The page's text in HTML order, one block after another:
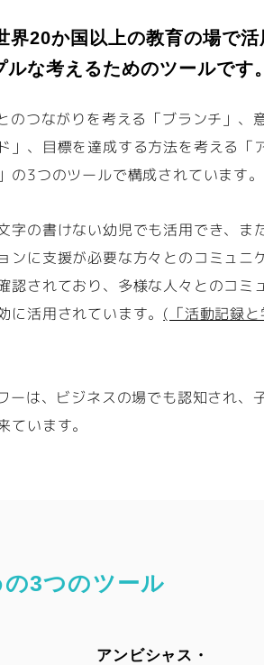
界20か国以上の教育の場で活
な考えるためのツールです。
のつながりを考える「ブランチ」、
」、目標を達成する方法を考える「
の3つのツールで構成されています。
字の書けない幼児でも活用でき、ま
ンに支援が必要な方々とのコミュニ
認されており、多様な人々とのコミ
活用されています。 (「活動記録と
ーは、ビジネスの場でも認知され、
います。
3つのツール
アンビシャス・